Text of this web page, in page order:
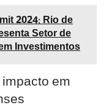
2024: Rio de
Setor de
Investimentos
em